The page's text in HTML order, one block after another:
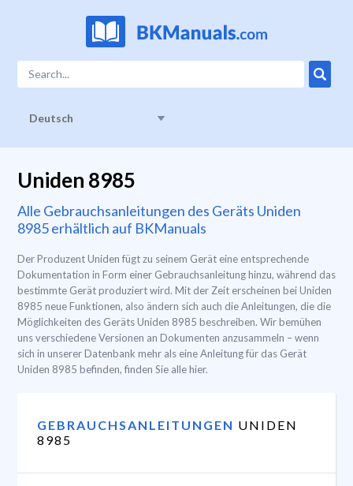
Deutsch
Uniden 8985
Alle Gebrauchsanleitungen des Geräts Uniden
8985 erhältlich auf BKManuals
Der Produzent Uniden fügt zu seinem Gerät eine entsprechende
Dokumentation in Form einer Gebrauchsanleitung hinzu, während das
bestimmte Gerät produziert wird. Mit der Zeit erscheinen bei Uniden
8985 neue Funktionen, also ändern sich auch die Anleitungen, die die
Möglichkeiten des Geräts Uniden 8985 beschreiben. Wir bemühen
uns verschiedene Versionen an Dokumenten anzusammeln – wenn
sich in unserer Datenbank mehr als eine Anleitung für das Gerät
Uniden 8985 befinden, finden Sie alle hier.
GEBRAUCHSANLEITUNGEN UNIDEN
8985